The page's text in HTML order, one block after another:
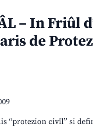
– In Friûl
de
“protezion civîl” si